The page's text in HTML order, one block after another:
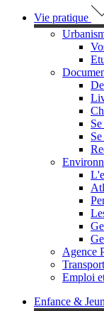
Vie pratique
Agence
Emploi
Enfance &